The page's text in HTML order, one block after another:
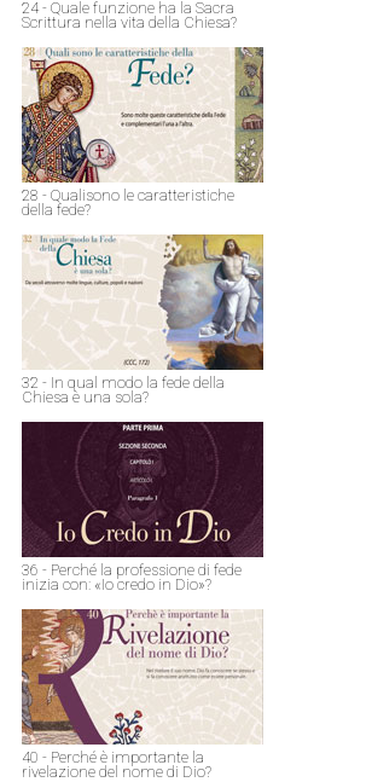
24 - Quale funzione ha la Sacra
Scrittura nella vita della Chiesa?
28 - Qualisono le caratteristiche
della fede?
32 - In qual modo la fede della
Chiesa è una sola?
36 - Perché la professione di fede
inizia con: «Io credo in Dio»?
40 - Perché è importante la
rivelazione del nome di Dio?